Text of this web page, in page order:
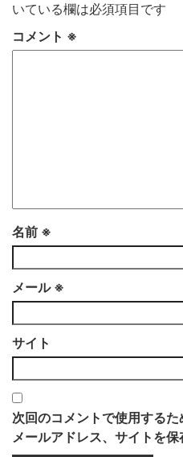
いている欄は必須項目です
コメント ※
名前 ※
メール ※
サイト
次回のコメントで使用するた
メールアドレス、サイトを保